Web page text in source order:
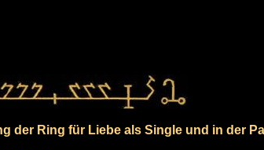
der Ring für Liebe als Single und in der